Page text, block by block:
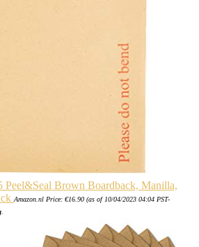
Peel&Seal Brown Boardback, Manilla,
Amazon.nl Price: €16.90 (as of 10/04/2023 04:04 PST-